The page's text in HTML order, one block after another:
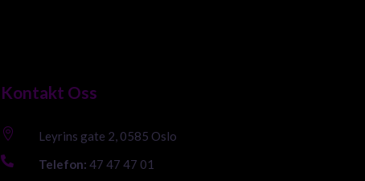
Kontakt Oss
 Leyrins gate 2, 0585 Oslo
 Telefon: 47 47 47 01